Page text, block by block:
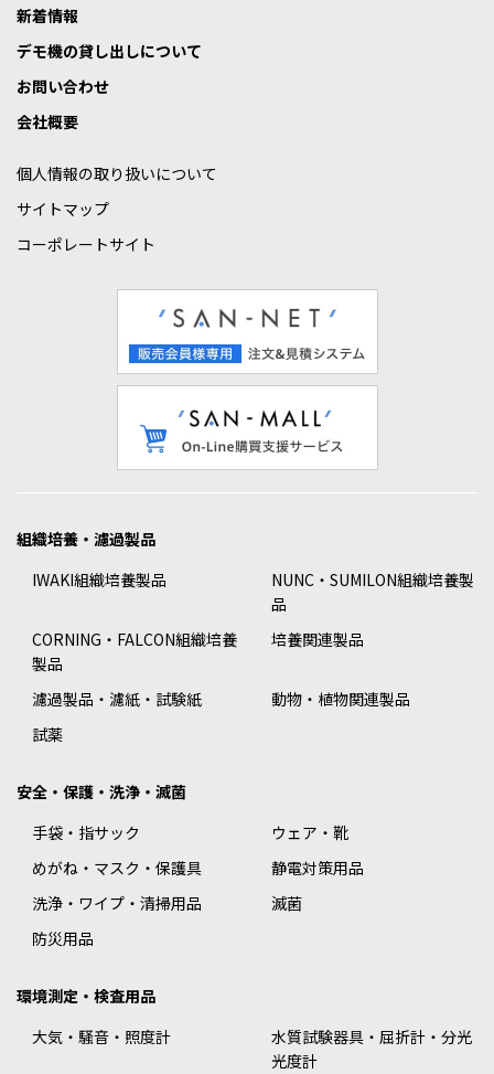
新着情報
デモ機の貸し出しについて
お問い合わせ
会社概要
個人情報の取り扱いについて
サイトマップ
コーポレートサイト
組織培養・濾過製品
IWAKI組織培養製品
NUNC・SUMILON組織培養製
品
CORNING・FALCON組織培養
製品
培養関連製品
濾過製品・濾紙・試験紙
動物・植物関連製品
試薬
安全・保護・洗浄・滅菌
手袋・指サック
ウェア・靴
めがね・マスク・保護具
静電対策用品
洗浄・ワイプ・清掃用品
滅菌
防災用品
環境測定・検査用品
大気・騒音・照度計
水質試験器具・屈折計・分光
光度計